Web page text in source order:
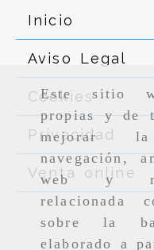
Este sitio
propias y de
mejorar
navegación,
web y
relacionada
sobre la
elaborado a
Inicio
Aviso Legal
Cookies
Privacidad
Venta online